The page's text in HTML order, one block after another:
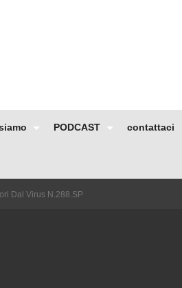
PODCAST contattaci
Dal Virus N.288.SP